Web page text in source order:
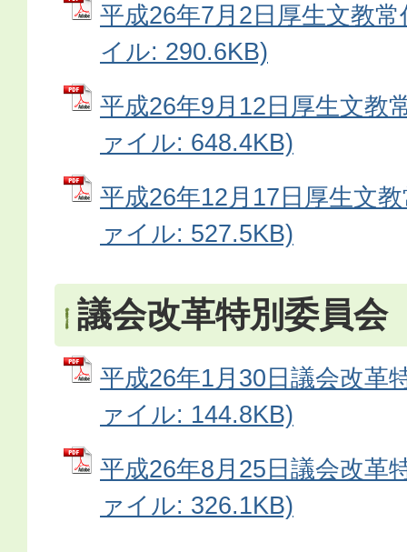
平成26年7月2日厚生文教
イル: 290.6KB)
平成26年9月12日厚生文教
ァイル: 648.4KB)
平成26年12月17日厚生文
ァイル: 527.5KB)
議会改革特別委員会
平成26年1月30日議会改革
ァイル: 144.8KB)
平成26年8月25日議会改革
ァイル: 326.1KB)